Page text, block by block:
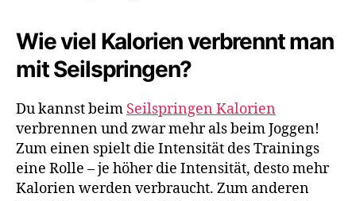
Wie viel Kalorien verbrennt man
mit Seilspringen?
Du kannst beim Seilspringen Kalorien
verbrennen und zwar mehr als beim Joggen!
Zum einen spielt die Intensität des Trainings
eine Rolle – je höher die Intensität, desto mehr
Kalorien werden verbraucht. Zum anderen